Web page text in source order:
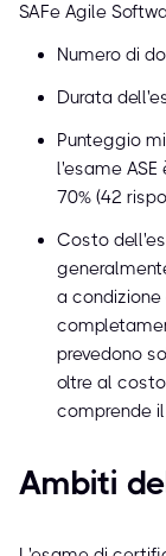
SAFe Agile
Numero di
Durata
Punteggio
l'esame
70% (42
Costo
a
prevedono
oltre al
comprende
Ambiti